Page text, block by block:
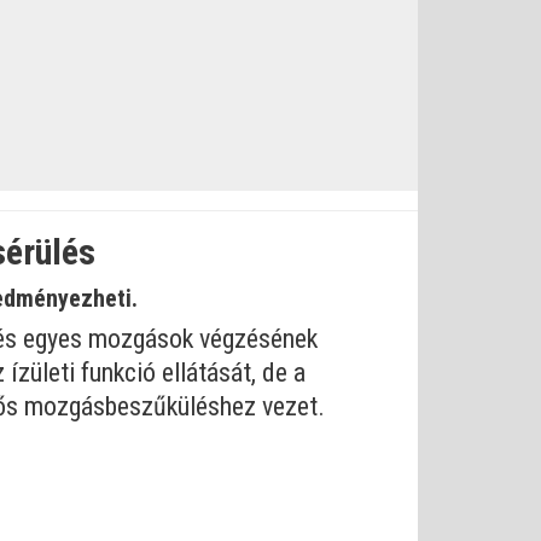
egyes mozgások végzésének
ízületi funkció ellátását, de a
mozgásbeszűküléshez vezet.